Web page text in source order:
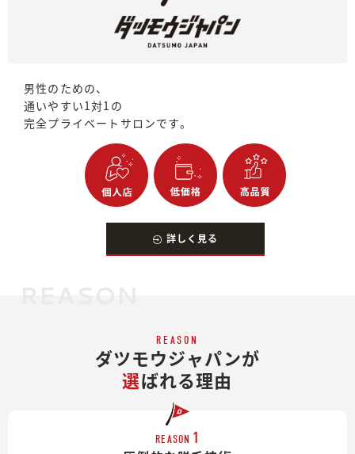
男性のための、
通いやすい1対1の
完全プライベートサロンです。
詳しく見る
REASON
ダツモウジャパンが
選ばれる理由
REASON 1